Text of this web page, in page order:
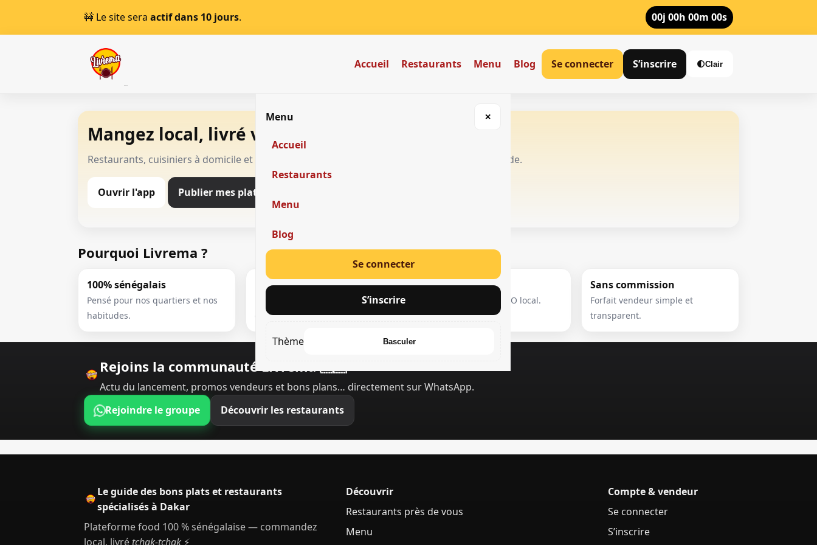
🚧 Le site sera actif dans 10 jours. 00j 00h 00m 00s
Accueil Restaurants Menu Blog Se connecter S’inscrire 🌓
Menu ✕
Accueil
Restaurants
Menu
Blog
Se connecter
S’inscrire
Thème Basculer
Mangez local, livré vite 🍽️
Restaurants, cuisiniers à domicile et livreurs tchak-tchak réunis dans une app simple et rapide.
Ouvrir l'app Publier mes plats
Pourquoi Livrema ?
100% sénégalais
Pensé pour nos quartiers et nos
habitudes.
Ultra simple
Une interface claire, même pour
débutants.
Rapide
Optimisé mobile & SEO local.
Sans commission
Forfait vendeur simple et
transparent.
Rejoins la communauté Livrema 🇸🇳
Actu du lancement, promos vendeurs et bons plans… directement sur WhatsApp.
Rejoindre le groupe
Découvrir les restaurants
Le guide des bons plats et restaurants
spécialisés à Dakar
Plateforme food 100 % sénégalaise — commandez
local, livré tchak-tchak ⚡
Découvrir
Restaurants près de vous
Menu
Compte & vendeur
Se connecter
S’inscrire